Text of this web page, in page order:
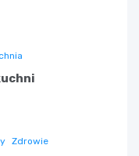
Zdrowie